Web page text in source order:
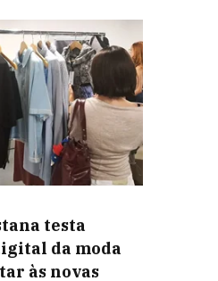
testa
da moda
às novas